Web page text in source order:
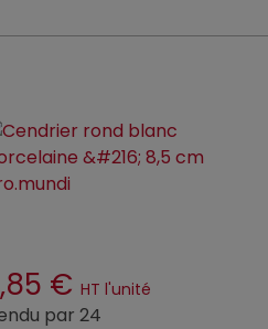
€ HT l'unité
par 24